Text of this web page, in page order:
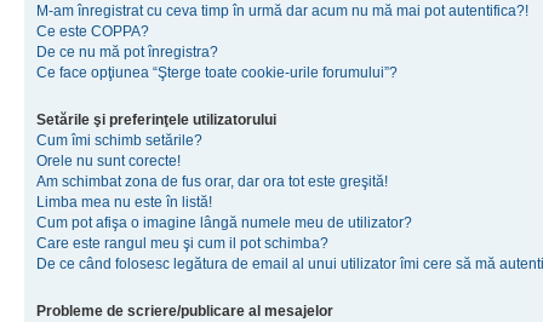
M-am înregistrat cu ceva timp în urmă dar acum nu mă mai pot autentifica?!
Ce este COPPA?
De ce nu mă pot înregistra?
Ce face opţiunea “Şterge toate cookie-urile forumului”?
Setările şi preferinţele utilizatorului
Cum îmi schimb setările?
Orele nu sunt corecte!
Am schimbat zona de fus orar, dar ora tot este greşită!
Limba mea nu este în listă!
Cum pot afişa o imagine lângă numele meu de utilizator?
Care este rangul meu şi cum il pot schimba?
De ce când folosesc legătura de email al unui utilizator îmi cere să mă
Probleme de scriere/publicare al mesajelor